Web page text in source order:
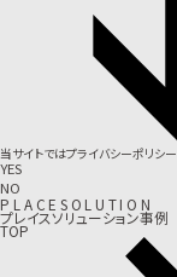
当サイトではプライバシーポリシー
YES
NO
P L A CE S OL U TI O N
プレイスソリューション事例
TOP